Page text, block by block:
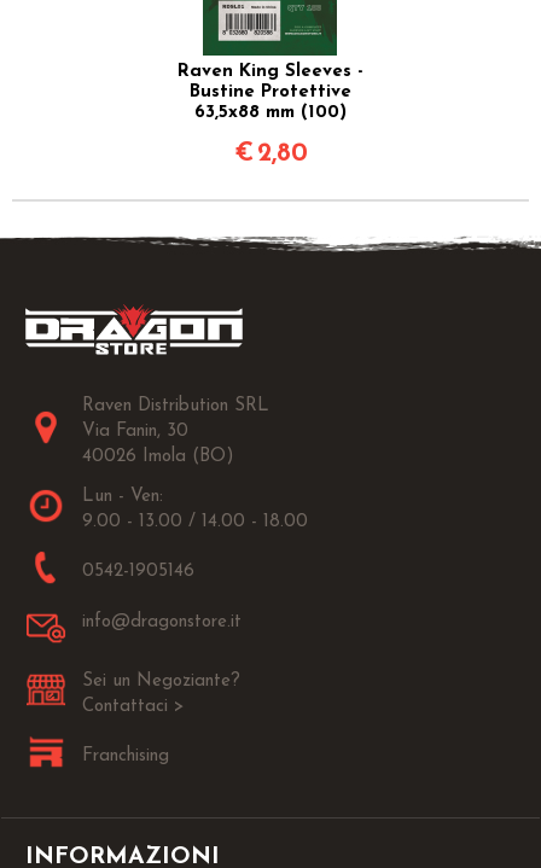
Raven King Sleeves -
Bustine Protettive
63,5x88 mm (100)
€ 2,80
Raven Distribution SRL
Via Fanin, 30
40026 Imola (BO)
Lun - Ven:
9.00 - 13.00 / 14.00 - 18.00
0542-1905146
info@dragonstore.it
Sei un Negoziante?
Contattaci >
Franchising
INFORMAZIONI